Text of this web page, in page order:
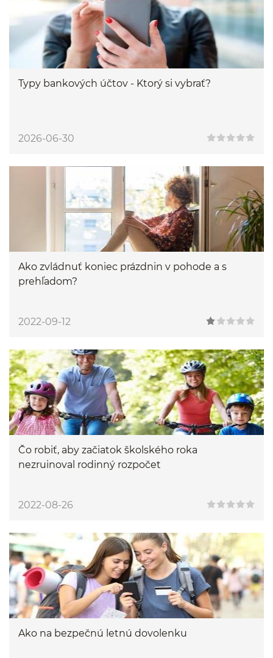
Typy bankových účtov - Ktorý si vybrať?
2026-06-30
Ako zvládnuť koniec prázdnin v pohode a s
prehľadom?
2022-09-12
Čo robiť, aby začiatok školského roka
nezruinoval rodinný rozpočet
2022-08-26
Ako na bezpečnú letnú dovolenku